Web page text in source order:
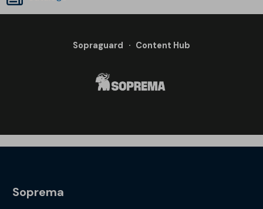
Sopraguard · Content Hub
Soprema